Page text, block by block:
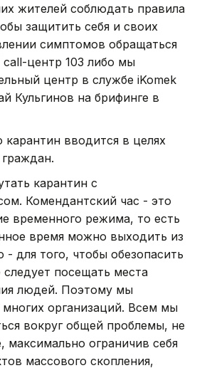
жителей соблюдать правила
защитить себя и своих
симптомов обращаться
call-центр 103 либо мы
центр в службе iKomek
Кульгинов на брифинге в
вводится в целях
карантин с
Комендантский час - это
временного режима, то есть
время можно выходить из
- для того, чтобы обезопасить
посещать места
людей. Поэтому мы
многих организаций. Всем мы
вокруг общей проблемы, не
максимально ограничив себя
массового скопления,